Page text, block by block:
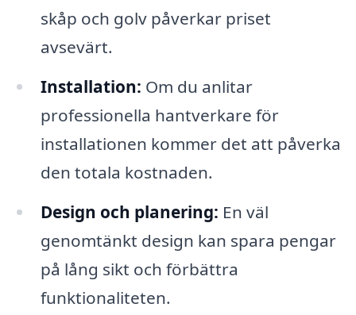
skåp och golv påverkar priset
avsevärt.
Installation: Om du anlitar
professionella hantverkare för
installationen kommer det att påverka
den totala kostnaden.
Design och planering: En väl
genomtänkt design kan spara pengar
på lång sikt och förbättra
funktionaliteten.